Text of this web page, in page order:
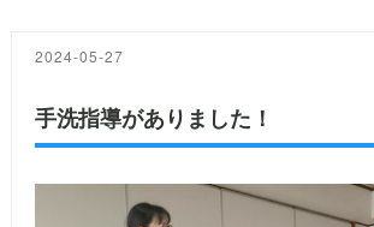
2024-05-27
手洗指導がありました！